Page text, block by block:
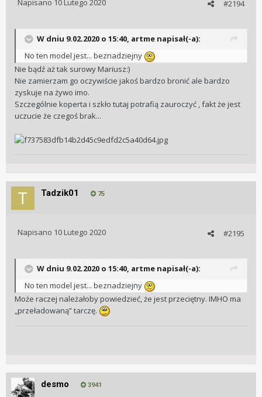
#2194
Napisano 10 Lutego 2020
W dniu 9.02.2020 o 15:40, artme napisał(-a):
No ten model jest... beznadziejny
Nie bądź aż tak surowy Mariusz:)
Nie zamierzam go oczywiście jakoś bardzo bronić ale bardzo
zyskuje na żywo imo.
Szczególnie koperta i szkło tutaj potrafią zauroczyć , fakt że jest
uczucie że czegoś brak...
Tadzik01 75
#2195
Napisano 10 Lutego 2020
W dniu 9.02.2020 o 15:40, artme napisał(-a):
No ten model jest... beznadziejny
Może raczej należałoby powiedzieć, że jest przeciętny. IMHO ma
„przeładowaną” tarczę.
desmo 3941